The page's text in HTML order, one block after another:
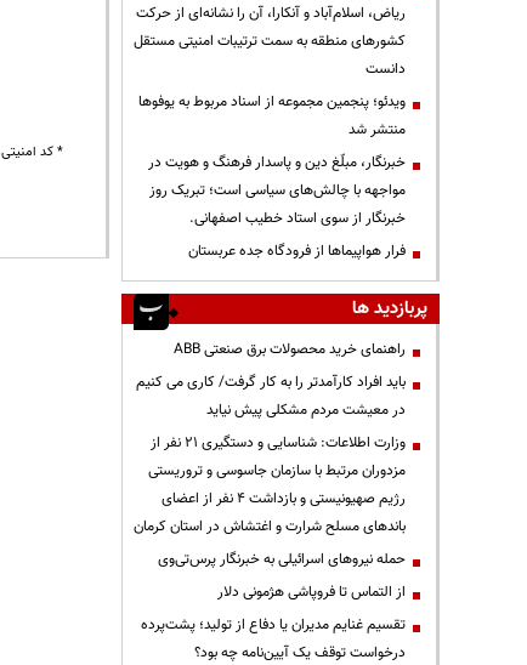
* کد امنیتی
ریاض، اسلام‌آباد و آنکارا، آن را نشانه‌ای از حرکت
کشورهای منطقه به سمت ترتیبات امنیتی مستقل
دانست
ویدئو؛ پنجمین مجموعه از اسناد مربوط به یوفوها
منتشر شد
خبرنگار، مبلّغ دین و پاسدار فرهنگ و هویت در
مواجهه با چالش‌های سیاسی است؛ تبریک روز
خبرنگار از سوی استاد خطیب اصفهانی.
فرار هواپیماها از فرودگاه جده عربستان
پربازدید ها
راهنمای خرید محصولات برق صنعتی ABB
باید افراد کارآمدتر را به کار گرفت/ کاری می کنیم
در معیشت مردم مشکلی پیش نیاید
وزارت اطلاعات: شناسایی و دستگیری ۲۱ نفر از
مزدوران مرتبط با سازمان جاسوسی و تروریستی
رژیم صهیونیستی و بازداشت ۴ نفر از اعضای
باندهای مسلح شرارت و اغتشاش در استان کرمان
حمله نیروهای اسرائیلی به خبرنگار پرس‌تی‌وی
از التماس تا فروپاشی هژمونی دلار
تقسیم غنایم مدیران یا دفاع از تولید؛ پشت‌پرده
درخواست توقف یک آیین‌نامه چه بود؟